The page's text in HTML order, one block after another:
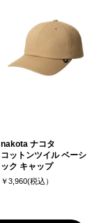
nakota ナコタ
コットンツイル ベーシ
ック キャップ
￥3,960(税込）